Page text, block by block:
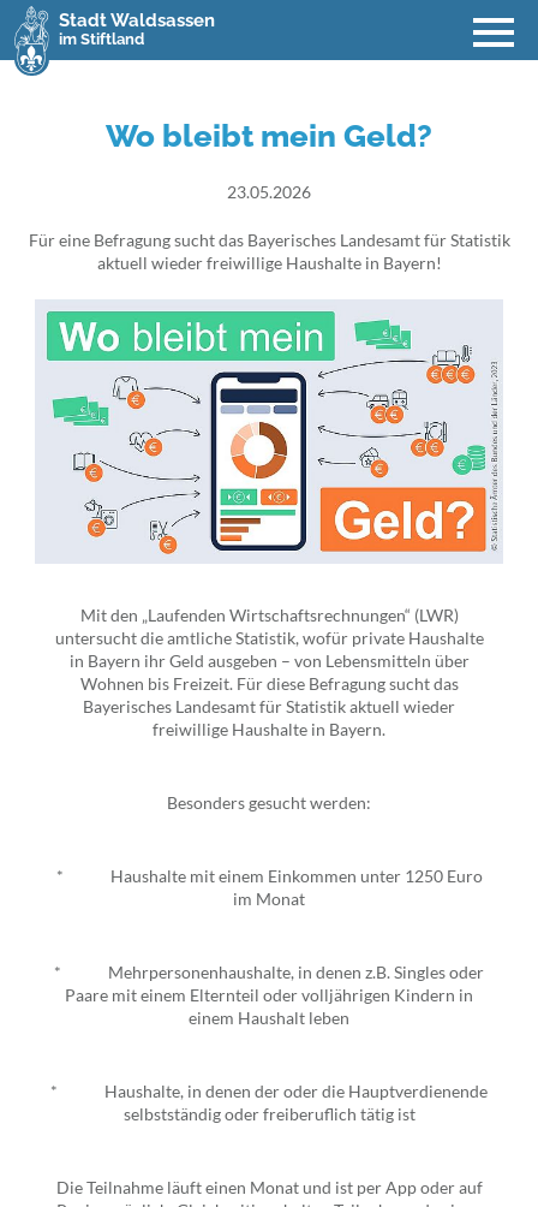
Stadt Waldsassen
im Stiftland
Wo bleibt mein Geld?
23.05.2026
Für eine Befragung sucht das Bayerisches Landesamt für Statistik
aktuell wieder freiwillige Haushalte in Bayern!
Mit den „Laufenden Wirtschaftsrechnungen“ (LWR)
untersucht die amtliche Statistik, wofür private Haushalte
in Bayern ihr Geld ausgeben – von Lebensmitteln über
Wohnen bis Freizeit. Für diese Befragung sucht das
Bayerisches Landesamt für Statistik aktuell wieder
freiwillige Haushalte in Bayern.
Besonders gesucht werden:
* Haushalte mit einem Einkommen unter 1250 Euro
im Monat
* Mehrpersonenhaushalte, in denen z.B. Singles oder
Paare mit einem Elternteil oder volljährigen Kindern in
einem Haushalt leben
* Haushalte, in denen der oder die Hauptverdienende
selbstständig oder freiberuflich tätig ist
Die Teilnahme läuft einen Monat und ist per App oder auf